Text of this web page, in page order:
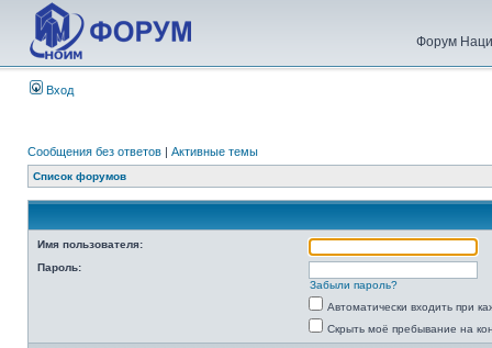
Форум
Вход
Сообщения без ответов | Активные темы
Список форумов
Имя пользователя:
Пароль:
Забыли пароль?
Автоматически входить при
Скрыть моё пребывание на